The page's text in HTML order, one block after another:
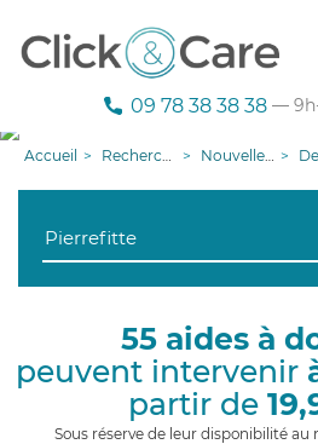
09 78 38 38 38 —
Accueil Recherche aide à domicile Nouvelle-Aquitaine
55 aides à
peuvent intervenir
partir de
Sous réserve de leur disponibilité